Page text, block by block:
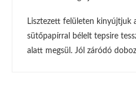
Lisztezett felületen kinyújtjuk
sütőpapírral bélelt tepsire
alatt megsül. Jól záródó